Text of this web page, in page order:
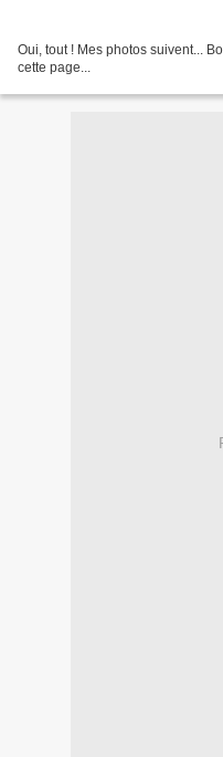
Oui, tout ! Mes photos suivent...
cette page...